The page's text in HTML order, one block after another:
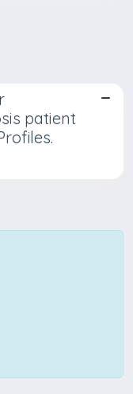
patient